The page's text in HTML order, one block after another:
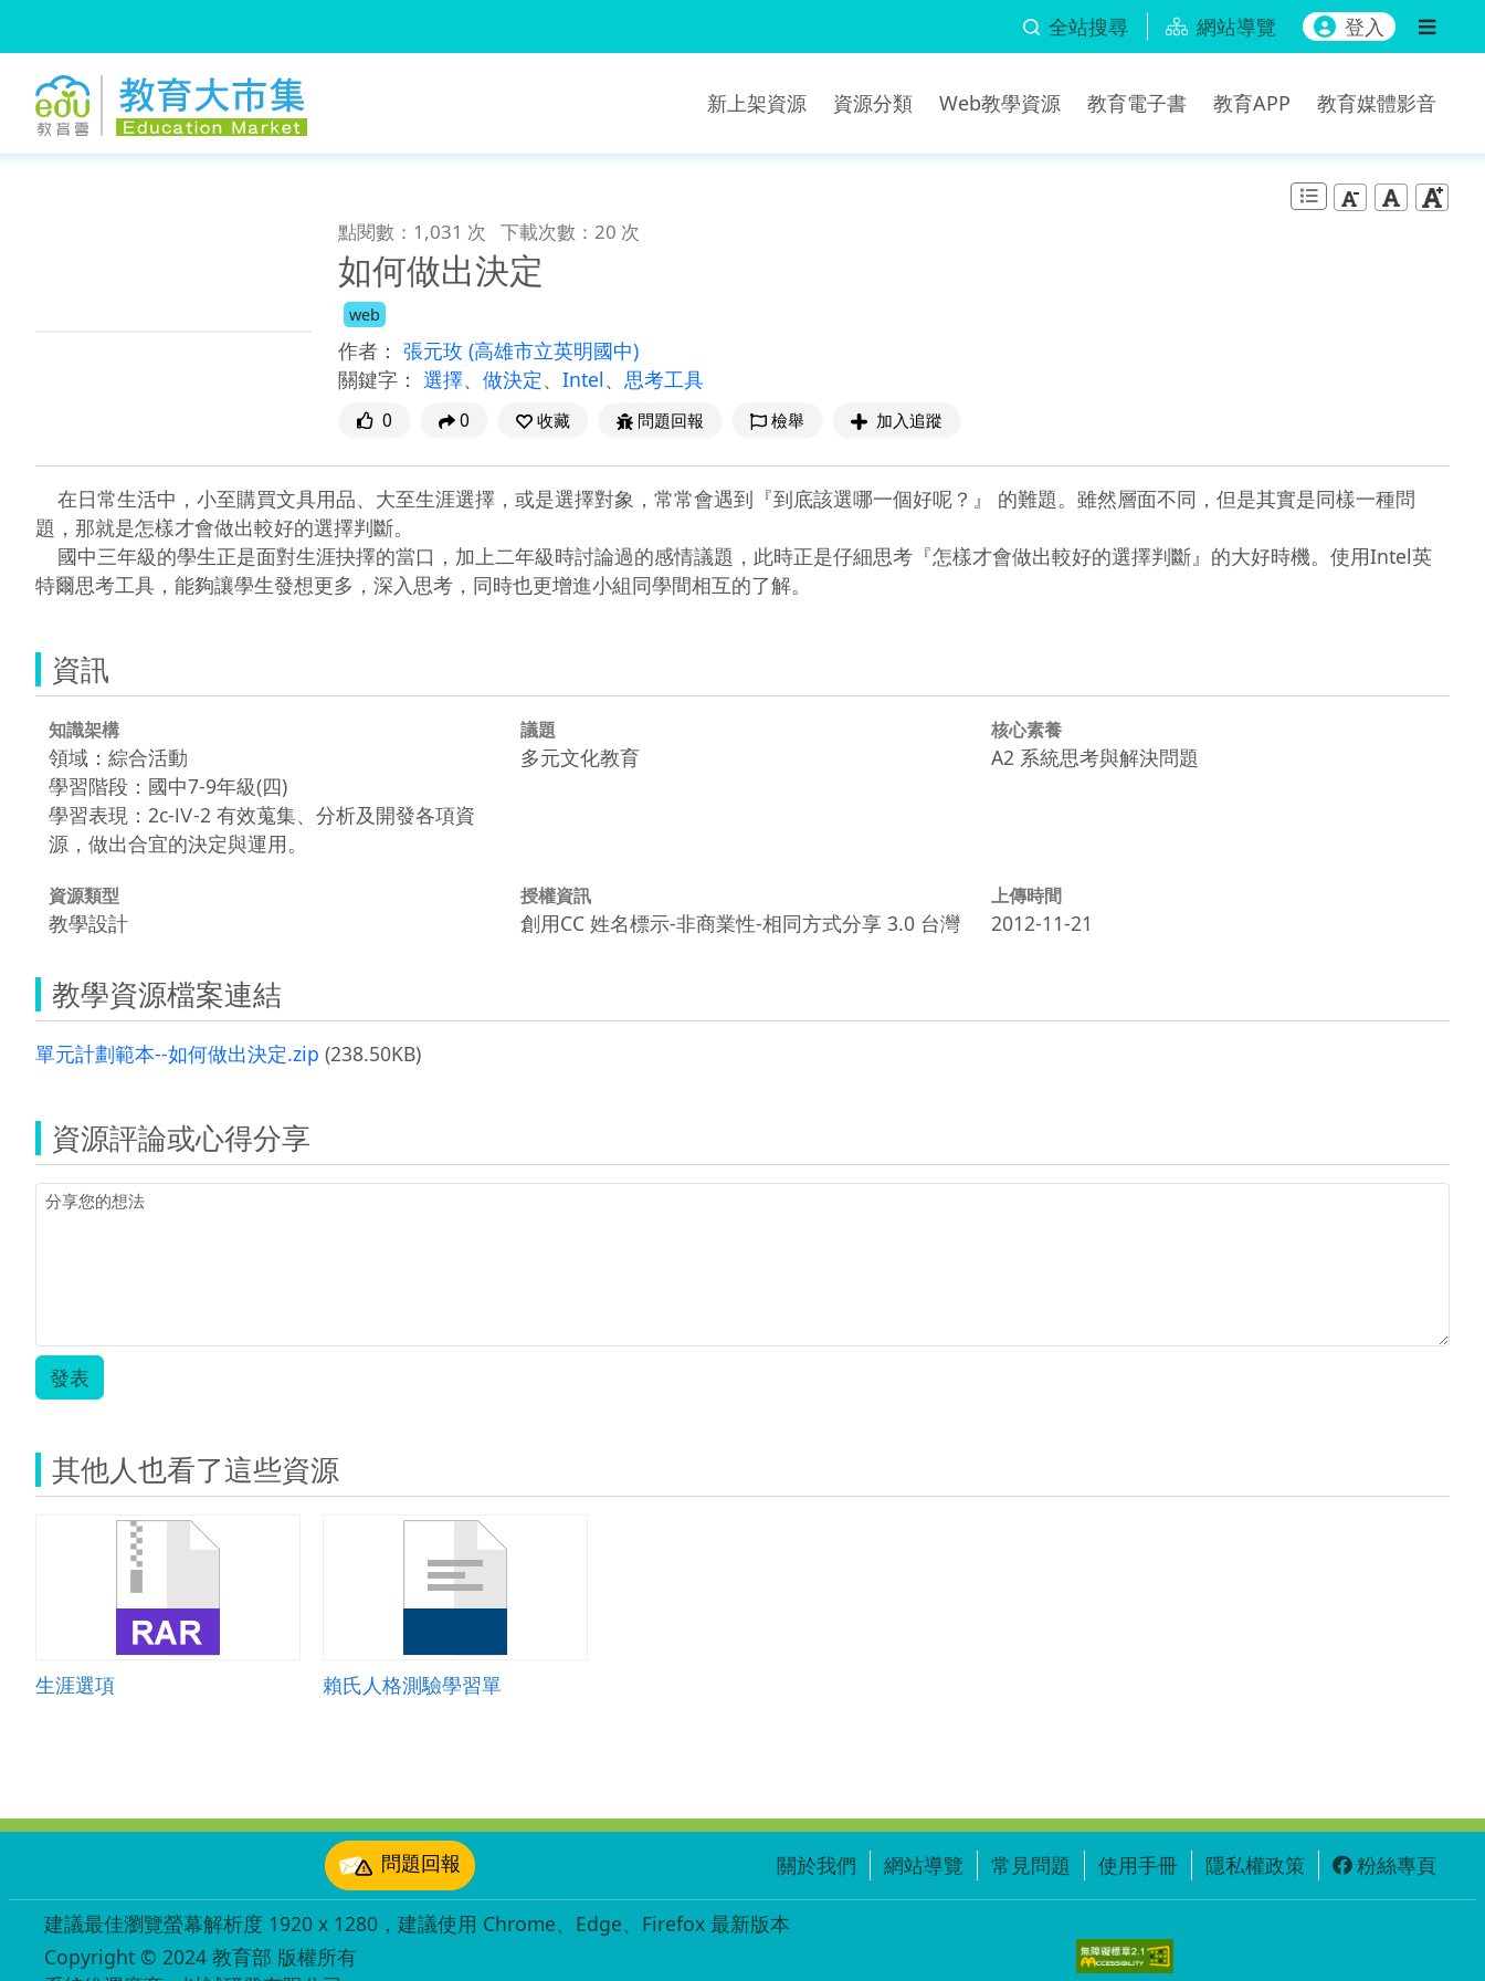
全站搜尋 網站導覽 登入
新上架資源 資源分類 Web教學資源 教育電子書 教育APP 教育媒體影音
點閱數：1,031 次 下載次數：20 次
如何做出決定
web
作者： 張元玫 (高雄市立英明國中)
關鍵字： 選擇、 做決定、 Intel、 思考工具
0 0 收藏 問題回報 檢舉 加入追蹤
題，那就是怎樣才會做出較好的選擇判斷。
特爾思考工具，能夠讓學生發想更多，深入思考，同時也更增進小組同學間相互的了解。
資訊
知識架構
領域：綜合活動
學習階段：國中7-9年級(四)
學習表現：2c-Ⅳ-2 有效蒐集、分析及開發各項資
源，做出合宜的決定與運用。
議題
多元文化教育
核心素養
A2 系統思考與解決問題
資源類型
教學設計
授權資訊
創用CC 姓名標示-非商業性-相同方式分享 3.0 台灣
上傳時間
2012-11-21
教學資源檔案連結
單元計劃範本--如何做出決定.zip (238.50KB)
資源評論或心得分享
發表
其他人也看了這些資源
生涯選項 賴氏人格測驗學習單
問題回報 關於我們 網站導覽 常見問題 使用手冊 隱私權政策 粉絲專頁
建議最佳瀏覽螢幕解析度 1920 x 1280，建議使用 Chrome、Edge、Firefox 最新版本
Copyright © 2024 教育部 版權所有